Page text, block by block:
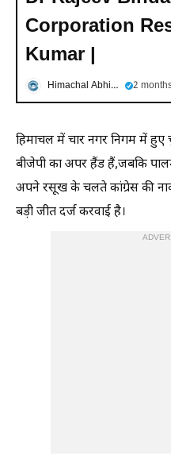
Corporation
Kumar |
Himachal Abhi Abhi 2
हिमाचल में चार नगर निगम में हुए
बीजेपी का अपर हैंड हैं,जबकि
अपने रसूख के चलते कांग्रेस की
बड़ी जीत दर्ज करवाई है।